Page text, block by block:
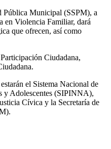
Pública Municipal (SSPM), a
en Violencia Familiar, dará
que ofrecen, así como
Ciudadana,
el Sistema Nacional de
y Adolescentes (SIPINNA),
Cívica y la Secretaría de